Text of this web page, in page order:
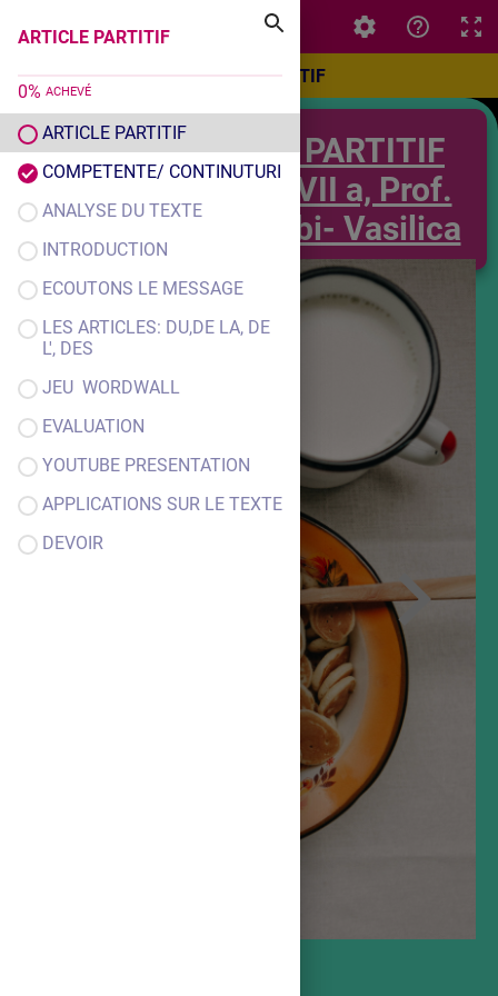
ARTICLE PARTITIF
0% ACHEVÉ
ARTICLE PARTITIF
COMPETENTE/ CONTINUTURI
ANALYSE DU TEXTE
INTRODUCTION
ECOUTONS LE MESSAGE
LES ARTICLES: DU,DE LA, DE
L', DES
JEU WORDWALL
EVALUATION
YOUTUBE PRESENTATION
APPLICATIONS SUR LE TEXTE
DEVOIR
ARTICLE PARTITIF
ARTICLE PARTITIF
ARTICLE PARTITIF
CLASA a VII a, Prof.
Chirila Gabi- Vasilica